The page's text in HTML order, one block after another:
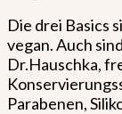
Die drei Basics
vegan. Auch
Dr.Hauschka,
Parabenen,